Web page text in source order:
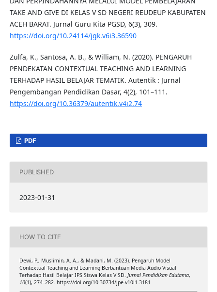
TAKE AND GIVE DI KELAS V SD NEGERI REUDEUP KABUPATEN
ACEH BARAT. Jurnal Guru Kita PGSD, 6(3), 309.
https://doi.org/10.24114/jgk.v6i3.36590
Zulfa, K., Santosa, A. B., & William, N. (2020). PENGARUH
PENDEKATAN CONTEXTUAL TEACHING AND LEARNING
TERHADAP HASIL BELAJAR TEMATIK. Autentik : Jurnal
Pengembangan Pendidikan Dasar, 4(2), 101–111.
https://doi.org/10.36379/autentik.v4i2.74
PDF
PUBLISHED
2023-01-31
HOW TO CITE
Dewi, P., Muslimin, A. A., & Madani, M. (2023). Pengaruh Model
Contextual Teaching and Learning Berbantuan Media Audio Visual
Terhadap Hasil Belajar IPS Siswa Kelas V SD. Jurnal Pendidikan Edutama,
10(1), 274–282. https://doi.org/10.30734/jpe.v10i1.3181